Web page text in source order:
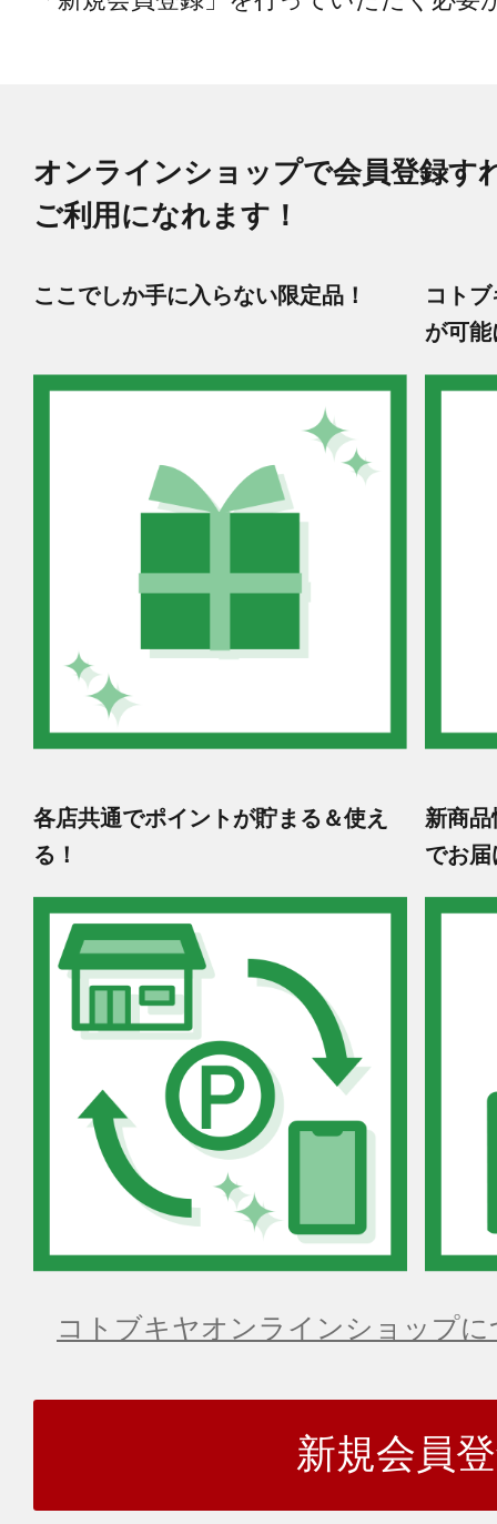
オンラインショップで会員登録す
ご利用になれます！
ここでしか手に入らない限定品！
コト
が可能
各店共通でポイントが貯まる＆使え
る！
新商
でお届
コトブキヤオンラインショップ